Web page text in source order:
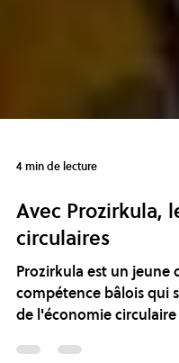
4 min de lecture
Avec Prozirkula,
circulaires
Prozirkula est un jeune
de l'économie circulaire